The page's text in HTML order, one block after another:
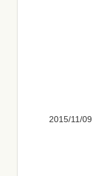
2015/11/09